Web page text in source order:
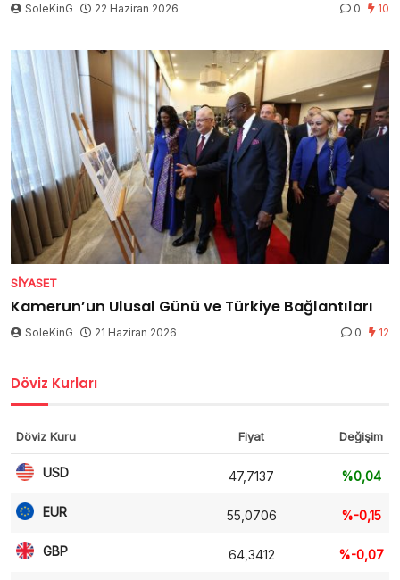
SoleKinG 22 Haziran 2026 0 10
SIYASET
Kamerun’un Ulusal Günü ve Türkiye Bağlantıları
SoleKinG 21 Haziran 2026 0 12
Döviz Kurları
Döviz Kuru Fiyat Değişim
USD 47,7137 %0,04
EUR 55,0706 %-0,15
GBP 64,3412 %-0,07